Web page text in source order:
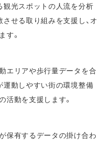
観光スポットの人流を分析
せる取り組みを支援し、オ
す。
エリアや歩行量データを合
運動しやすい街の環境整備
活動を支援します。
保有するデータの掛け合わ